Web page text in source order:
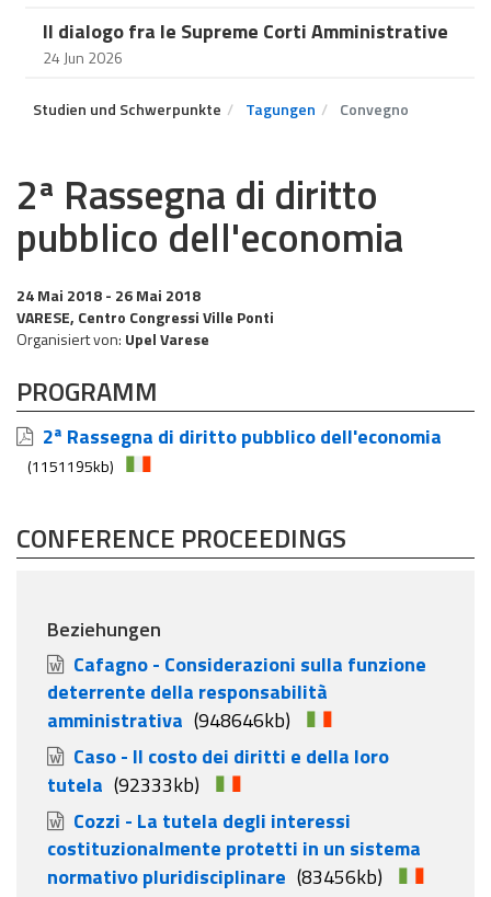
Il dialogo fra le Supreme Corti Amministrative
24 Jun 2026
Studien und Schwerpunkte Tagungen Convegno
2ª Rassegna di diritto
pubblico dell'economia
24 Mai 2018- 26 Mai 2018
VARESE, Centro Congressi Ville Ponti
Organisiert von: Upel Varese
PROGRAMM
2ª Rassegna di diritto pubblico dell'economia
(1151195kb)
CONFERENCE PROCEEDINGS
Beziehungen
Cafagno - Considerazioni sulla funzione
deterrente della responsabilità
amministrativa (948646kb)
Caso - Il costo dei diritti e della loro
tutela (92333kb)
Cozzi - La tutela degli interessi
costituzionalmente protetti in un sistema
normativo pluridisciplinare (83456kb)